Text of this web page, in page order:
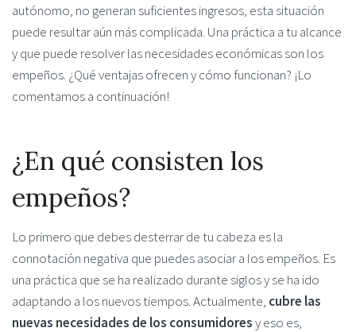
autónomo, no generan suficientes ingresos, esta situación
puede resultar aún más complicada. Una práctica a tu alcance
y que puede resolver las necesidades económicas son los
empeños. ¿Qué ventajas ofrecen y cómo funcionan? ¡Lo
comentamos a continuación!
¿En qué consisten los
empeños?
Lo primero que debes desterrar de tu cabeza es la
connotación negativa que puedes asociar a los empeños. Es
una práctica que se ha realizado durante siglos y se ha ido
adaptando a los nuevos tiempos. Actualmente, cubre las
nuevas necesidades de los consumidoresy eso es,